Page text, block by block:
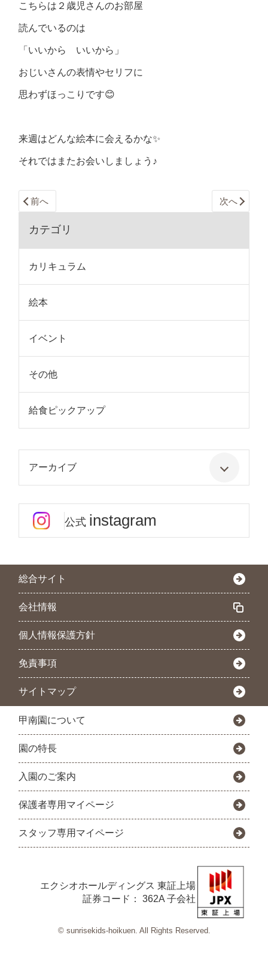
こちらは２歳児さんのお部屋
読んでいるのは
「いいから いいから」
おじいさんの表情やセリフに
思わずほっこりです😊
来週はどんな絵本に会えるかな✨
それではまたお会いしましょう♪
前へ 次へ
カテゴリ
カリキュラム
絵本
イベント
その他
給食ピックアップ
アーカイブ
公式 instagram
総合サイト
会社情報
個人情報保護方針
免責事項
サイトマップ
甲南園について
園の特長
入園のご案内
保護者専用マイページ
スタッフ専用マイページ
エクシオホールディングス 東証上場
証券コード： 362A 子会社
© sunrisekids-hoikuen. All Rights Reserved.